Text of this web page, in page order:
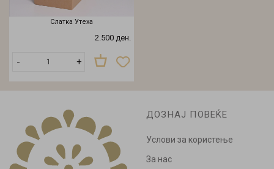
Слатка Утеха
2.500 ден.
- +
ДОЗНАЈ ПОВЕЌЕ
Услови за користење
За нас